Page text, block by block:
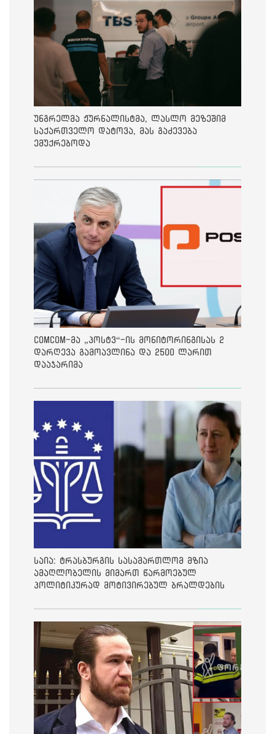
უნგრელმა ჟურნალისტმა, ლასლო მეზეშიმ
საქართველო დატოვა, მას გაძევება
ემუქრებოდა
ComCom-მა „პოსტვ“-ის მონიტორინგისას 2
დარღევა გამოავლინა და 2500 ლარით
დააჯარიმა
საია: ტრასბურგის სასამართლომ მზია
ამაღლობელის მიმართ წარმოებულ
პოლიტიკურად მოტივირებულ ბრალდების